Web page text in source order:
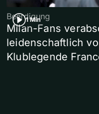
1 Min
Beerdigung
Milan-Fans
leidenschaftlich
Klublegende